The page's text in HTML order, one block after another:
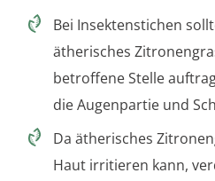
Bei Insektenstichen
ätherisches
betroffene Stelle
die Augenpartie und
Da ätherisches
Haut irritieren kann,